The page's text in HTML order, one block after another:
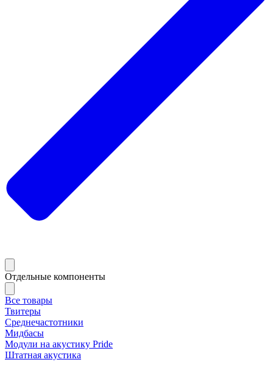
Отдельные компоненты
Все товары
Твитеры
Среднечастотники
Мидбасы
Модули на акустику Pride
Штатная акустика